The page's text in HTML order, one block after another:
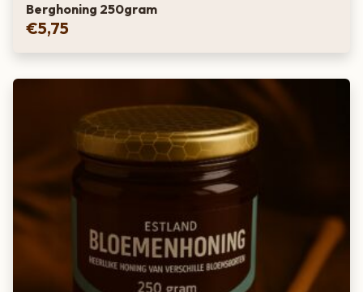
voedingsstoffen.
Door de kleine hoeveelheid pollen die de bijen verzamelen,
kan het regelmatig consumeren van bloemenhoning helpen
bij het opbouwen van een natuurlijke weerstand tegen de
allergenen die hooikoorts veroorzaken.
Waar komt de bloemenhoning vandaan?
Deze bloemenhoning komt van Nederlandse imkers
Hoe gebruik je bloemenhoning?
Berghoning 250gram
€5,75